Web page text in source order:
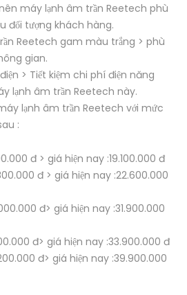
máy lạnh âm trần Reetech phù
đối tượng khách hàng.
Reetech gam màu trắng > phù
gian.
> Tiết kiệm chi phí điện năng
lạnh âm trần Reetech này.
lạnh âm trần Reetech với mức
:
đ > giá hiện nay :19.100.000 đ
đ > giá hiện nay :22.600.000
đ> giá hiện nay :31.900.000
đ> giá hiện nay :33.900.000 đ
đ> giá hiện nay :39.900.000